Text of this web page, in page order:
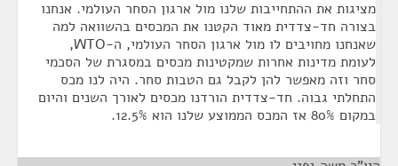
מציגות את ההתחייבות שלנו מול ארגון הסחר העולמי. אנחנו
בצורה חד-צדדית מאוד הקטנו את המכסים בהשוואה למה
שאנחנו מחויבים לו מול ארגון הסחר העולמי, ה-WTO,
לעומת מדינות אחרות שמקטינות מכסים במסגרת של הסכמי
סחר וזה מאפשר להן לקבל גם הטבות סחר. היה לנו מכס
התחלתי גבוה. חד-צדדית הורדנו מכסים לאורך השנים והיום
במקום 80% אז המכס הממוצע שלנו הוא 12.5%.